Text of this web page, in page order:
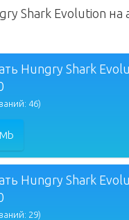
Shark Evolution на
Hungry Shark
46)
Hungry Shark
29)